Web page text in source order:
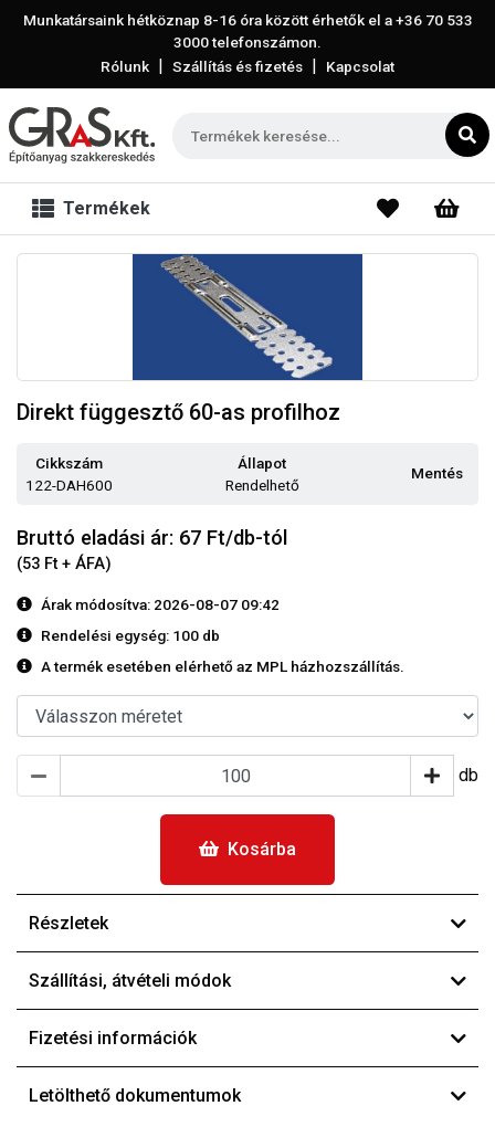
Munkatársaink hétköznap 8-16 óra között érhetők el a+36 70 533
3000telefonszámon.
Rólunk | Szállítás és fizetés | Kapcsolat
Termékek
Direkt függesztő 60-as profilhoz
Cikkszám
122-DAH600
Állapot
Rendelhető
Mentés
Bruttó eladási ár: 67 Ft/db-tól
(53 Ft + ÁFA)
Árak módosítva: 2026-08-07 09:42
Rendelési egység: 100 db
A termék esetében elérhető az MPL házhozszállítás.
db
Kosárba
Részletek
Szállítási, átvételi módok
Fizetési információk
Letölthető dokumentumok